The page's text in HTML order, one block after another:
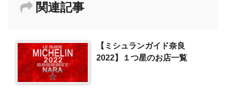
関連記事
【ミシュランガイド奈良
2022】１つ星のお店一覧